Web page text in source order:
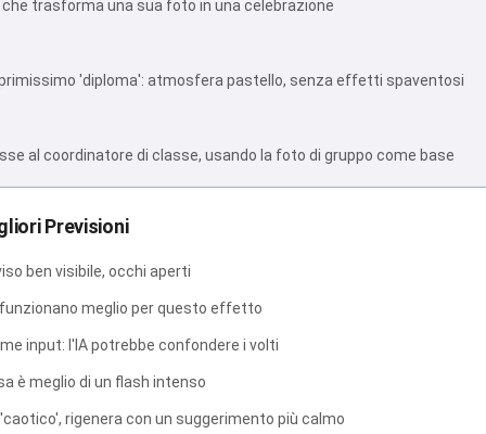
trasforma una sua foto in una celebrazione
'diploma': atmosfera pastello, senza effetti spaventosi
al coordinatore di classe, usando la foto di gruppo come base
Previsioni
ben visibile, occhi aperti
meglio per questo effetto
input: l'IA potrebbe confondere i volti
è meglio di un flash intenso
rigenera con un suggerimento più calmo